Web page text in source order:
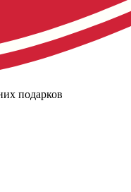
подарков